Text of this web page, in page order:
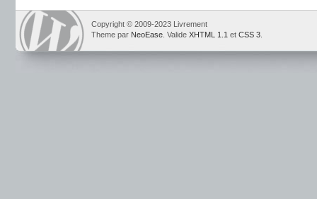
Copyright © 2009-2023 Livrement
Theme par NeoEase . Valide XHTML 1.1 et CSS 3